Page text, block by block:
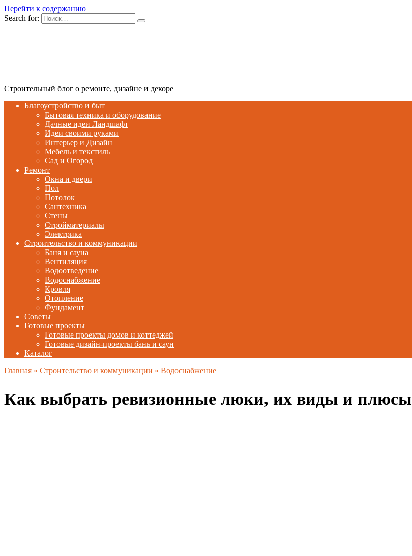
Перейти к содержанию
Search for:
Строительный блог о ремонте, дизайне и декоре
Благоустройство и быт
Бытовая техника и оборудование
Дачные идеи Ландшафт
Идеи своими руками
Интерьер и Дизайн
Мебель и текстиль
Сад и Огород
Ремонт
Окна и двери
Пол
Потолок
Сантехника
Стены
Стройматериалы
Электрика
Строительство и коммуникации
Баня и сауна
Вентиляция
Водоотведение
Водоснабжение
Кровля
Отопление
Фундамент
Советы
Готовые проекты
Готовые проекты домов и коттеджей
Готовые дизайн-проекты бань и саун
Каталог
Главная » Строительство и коммуникации » Водоснабжение
Как выбрать ревизионные люки, их виды и плюсы